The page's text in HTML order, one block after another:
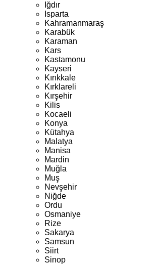
Iğdır
Isparta
Kahramanmaraş
Karabük
Karaman
Kars
Kastamonu
Kayseri
Kırıkkale
Kırklareli
Kırşehir
Kilis
Kocaeli
Konya
Kütahya
Malatya
Manisa
Mardin
Muğla
Muş
Nevşehir
Niğde
Ordu
Osmaniye
Rize
Sakarya
Samsun
Siirt
Sinop